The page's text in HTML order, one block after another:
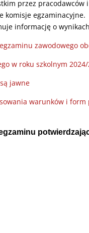
przez ‎pracodawców
komisje egzaminacyjne.
informację o
zawodowego
w roku szkolnym
jawne
warunków i